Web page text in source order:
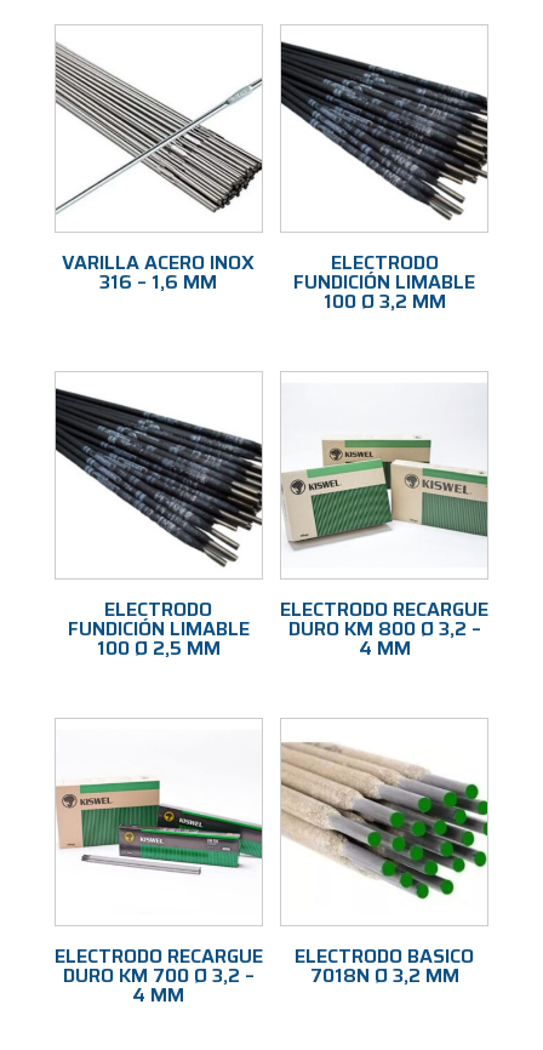
VARILLA ACERO INOX
316 – 1,6 MM
ELECTRODO
FUNDICIÓN LIMABLE
100 Ø 3,2 MM
ELECTRODO
FUNDICIÓN LIMABLE
100 Ø 2,5 MM
ELECTRODO RECARGUE
DURO KM 800 Ø 3,2 –
4 MM
ELECTRODO RECARGUE
DURO KM 700 Ø 3,2 –
4 MM
ELECTRODO BASICO
7018N Ø 3,2 MM